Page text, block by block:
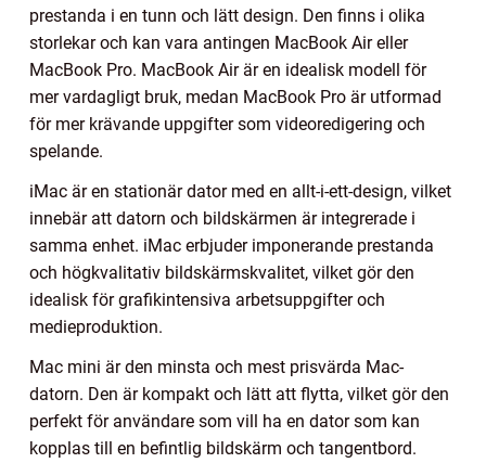
prestanda i en tunn och lätt design. Den finns i olika
storlekar och kan vara antingen MacBook Air eller
MacBook Pro. MacBook Air är en idealisk modell för
mer vardagligt bruk, medan MacBook Pro är utformad
för mer krävande uppgifter som videoredigering och
spelande.
iMac är en stationär dator med en allt-i-ett-design, vilket
innebär att datorn och bildskärmen är integrerade i
samma enhet. iMac erbjuder imponerande prestanda
och högkvalitativ bildskärmskvalitet, vilket gör den
idealisk för grafikintensiva arbetsuppgifter och
medieproduktion.
Mac mini är den minsta och mest prisvärda Mac-
datorn. Den är kompakt och lätt att flytta, vilket gör den
perfekt för användare som vill ha en dator som kan
kopplas till en befintlig bildskärm och tangentbord.